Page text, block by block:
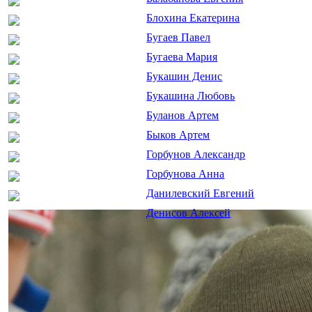
Блохина Екатерина
Бугаев Павел
Бугаева Мария
Букашин Денис
Букашина Любовь
Буланов Артем
Быков Артем
Горбунов Александр
Горбунова Анна
Данилевский Евгений
Денисов Алексей